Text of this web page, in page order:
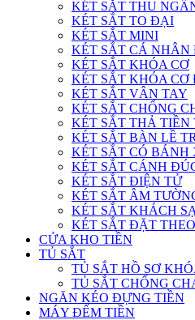
KÉT SẮT THU
KÉT SẮT TO ĐẠI
KÉT SẮT MINI
KÉT SẮT CÁ NHÂN
KÉT SẮT KHÓA CƠ
KÉT SẮT KHÓA CƠ
KÉT SẮT VÂN TAY
KÉT SẮT CHỐNG
KÉT SẮT THẢ TIỀN
KÉT SẮT BÀN LỀ
KÉT SẮT CÓ BÁNH
KÉT SẮT CÁNH
KÉT SẮT ĐIỆN TỬ
KÉT SẮT ÂM
KÉT SẮT KHÁCH
KÉT SẮT ĐẶT
CỬA KHO TIỀN
TỦ SẮT
TỦ SẮT HỒ SƠ
TỦ SẮT CHỐNG
NGĂN KÉO ĐỰNG TIỀN
MÁY ĐẾM TIỀN